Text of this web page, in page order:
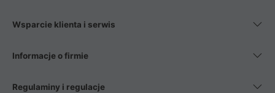
Wsparcie klienta i serwis
Informacje o firmie
Regulaminy i regulacje